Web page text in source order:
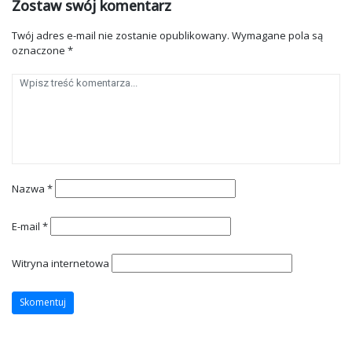
Zostaw swój komentarz
Twój adres e-mail nie zostanie opublikowany. Wymagane pola są
oznaczone *
Nazwa *
E-mail *
Witryna internetowa